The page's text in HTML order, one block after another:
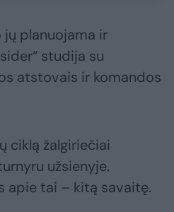
jų planuojama ir
studija su
atstovais ir komandos
ciklą žalgiriečiai
užsienyje.
apie tai – kitą savaitę.